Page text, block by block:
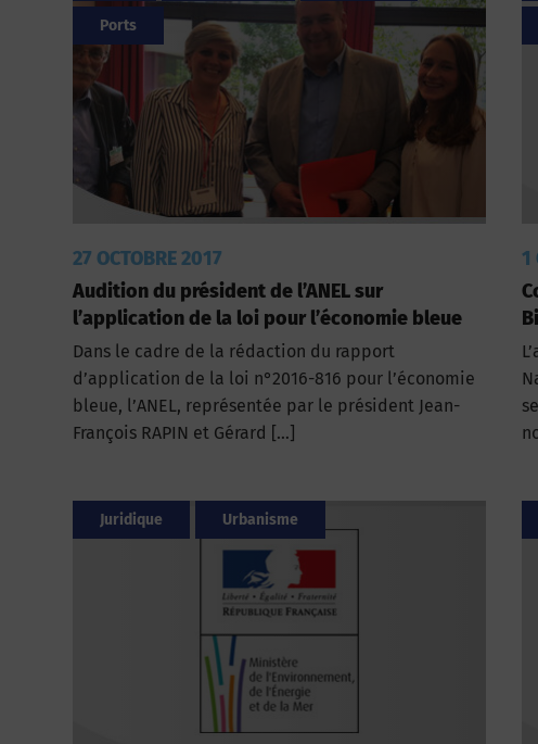
Ports
27 OCTOBRE 2017
Audition du président de l’ANEL sur
l’application de la loi pour l’économie bleue
Dans le cadre de la rédaction du rapport
d’application de la loi n°2016-816 pour l’économie
bleue, l’ANEL, représentée par le président Jean-
François RAPIN et Gérard […]
1
Juridique Urbanisme